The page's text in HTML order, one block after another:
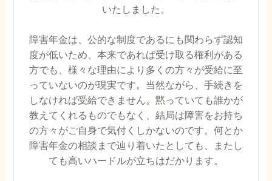
いたしました。
障害年金は、公的な制度であるにも関わらず認知
度が低いため、本来であれば受け取る権利がある
方でも、様々な理由により多くの方々が受給に至
っていないのが現実です。当然ながら、手続きを
しなければ受給できません。黙っていても誰かが
教えてくれるものでもなく、結局は障害をお持ち
の方々がご自身で気付くしかないのです。何とか
障害年金の相談まで辿り着いたとしても、またし
ても高いハードルが立ちはだかります。